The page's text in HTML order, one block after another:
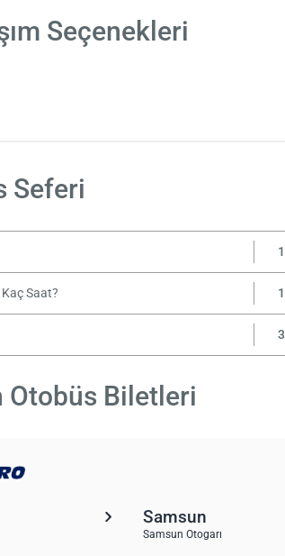
Seçenekleri
Seferi
Saat?
Otobüs Biletleri
Samsun
Samsun Otogarı